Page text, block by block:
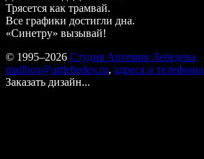
Трясется как трамвай.
Все графики достигли дна.
«Синетру» вызывай!
© 1995–2026 Студия Артемия Лебедева
mailbox@artlebedev.ru, адреса и телефоны
Заказать дизайн...